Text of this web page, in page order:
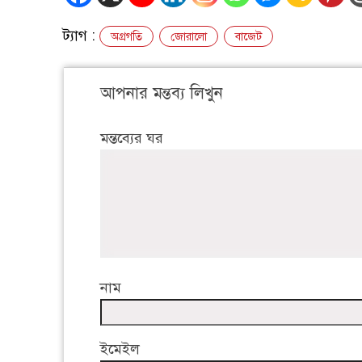
ট্যাগ : অগ্রগতি জোরালো বাজেট
আপনার মন্তব্য লিখুন
মন্তব্যের ঘর
নাম
ইমেইল